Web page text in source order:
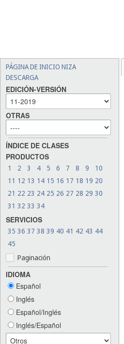
PÁGINA DE INICIO NIZA
DESCARGA
EDICIÓN-VERSIÓN
OTRAS
ÍNDICE DE CLASES
PRODUCTOS
1 2 3 4 5 6 7 8 9
10
11 12 13 14 15 16 17 18 19 20
21 22 23 24 25 26 27 28 29 30
31 32 33 34
SERVICIOS
35 36 37 38 39 40 41 42 43 44
45
Paginación
IDIOMA
Español
Inglés
Español/Inglés
Inglés/Español